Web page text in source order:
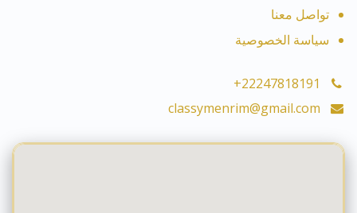
تواصل معنا
سياسة الخصوصية
+22247818191
classymenrim@gmail.com